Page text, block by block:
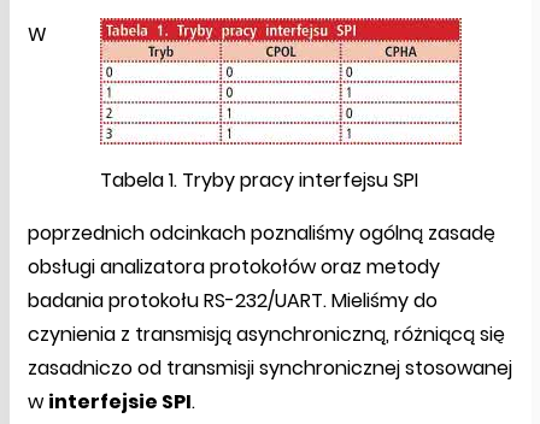
Tabela 1. Tryby pracy interfejsu SPI
W
poprzednich odcinkach poznaliśmy ogólną zasadę
obsługi analizatora protokołów oraz metody
badania protokołu RS-232/UART. Mieliśmy do
czynienia z transmisją asynchroniczną, różniącą się
zasadniczo od transmisji synchronicznej stosowanej
winterfejsie SPI.